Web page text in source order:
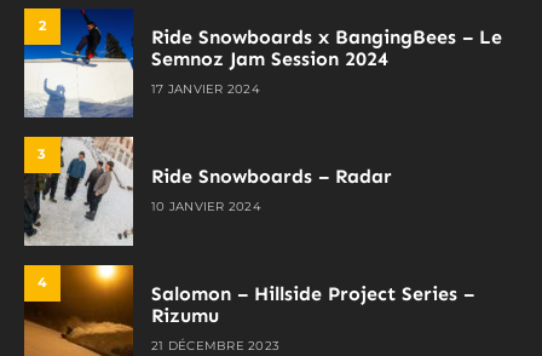
2
Ride Snowboards x BangingBees – Le
Semnoz Jam Session 2024
17 JANVIER 2024
3
Ride Snowboards – Radar
10 JANVIER 2024
4
Salomon – Hillside Project Series –
Rizumu
21 DÉCEMBRE 2023